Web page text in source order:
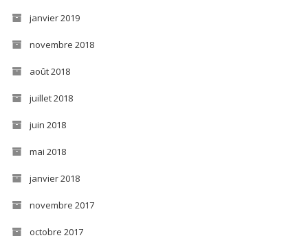
janvier 2019
novembre 2018
août 2018
juillet 2018
juin 2018
mai 2018
janvier 2018
novembre 2017
octobre 2017